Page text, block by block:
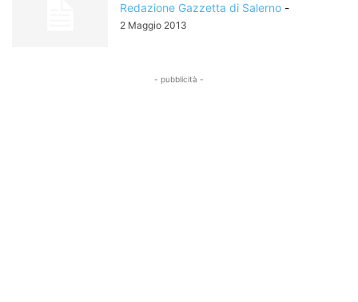
Redazione Gazzetta di Salerno -
2 Maggio 2013
- pubblicità -